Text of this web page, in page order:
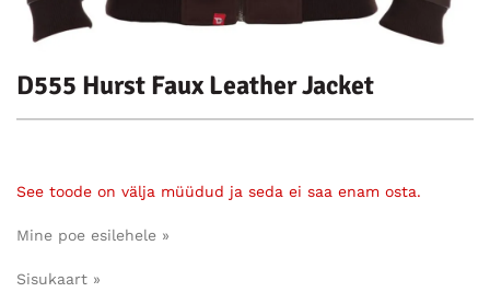
D555 Hurst Faux Leather Jacket
See toode on välja müüdud ja seda ei saa enam osta.
Mine poe esilehele »
Sisukaart »